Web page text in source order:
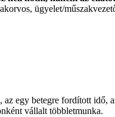
ügyelet/
egy betegre fordított
vállalt többletmunka.